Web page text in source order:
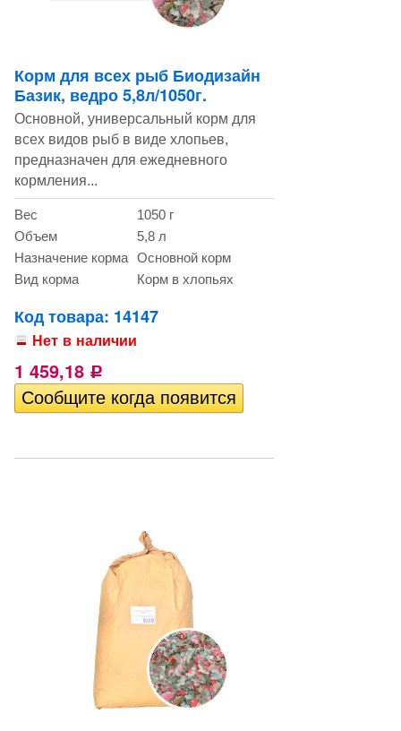
Корм для всех рыб Биодизайн
Базик, ведро 5,8л/1050г.
Основной, универсальный корм для
всех видов рыб в виде хлопьев,
предназначен для ежедневного
кормления...
Вес
1050 г
Объем
5,8 л
Назначение корма
Основной корм
Вид корма
Корм в хлопьях
Код товара: 14147
Нет в наличии
1 459,18 Р